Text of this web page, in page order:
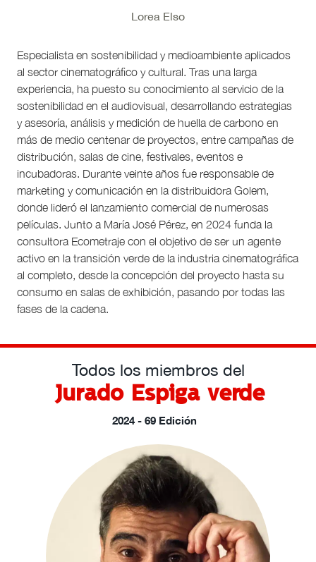
Especialista en sostenibilidad y medioambiente aplicados
al sector cinematográfico y cultural. Tras una larga
experiencia, ha puesto su conocimiento al servicio de la
sostenibilidad en el audiovisual, desarrollando estrategias
y asesoría, análisis y medición de huella de carbono en
más de medio centenar de proyectos, entre campañas de
distribución, salas de cine, festivales, eventos e
incubadoras. Durante veinte años fue responsable de
marketing y comunicación en la distribuidora Golem,
donde lideró el lanzamiento comercial de numerosas
películas. Junto a María José Pérez, en 2024 funda la
consultora Ecometraje con el objetivo de ser un agente
activo en la transición verde de la industria cinematográfica
al completo, desde la concepción del proyecto hasta su
consumo en salas de exhibición, pasando por todas las
fases de la cadena.
Lorea Elso
Todos los miembros del
Jurado Espiga verde
2024 - 69 Edición